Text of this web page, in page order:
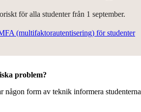
för alla studenter från 1 september.
(multifaktorautentisering) för studenter
problem?
någon form av teknik informera